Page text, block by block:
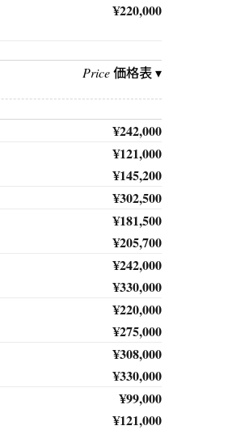
¥220,000
Price価格表 ▾
¥242,000
¥121,000
¥145,200
¥302,500
¥181,500
¥205,700
¥242,000
¥330,000
¥220,000
¥275,000
¥308,000
¥330,000
¥99,000
¥121,000